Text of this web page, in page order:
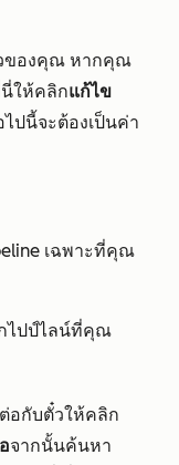
วของคุณ หากคุณ
ให้คลิกแก้ไข
ปนี้จะต้องเป็นค่า
เฉพาะที่คุณ
ไปป์ไลน์ที่คุณ
อกับตั๋วให้คลิก
จากนั้นค้นหา